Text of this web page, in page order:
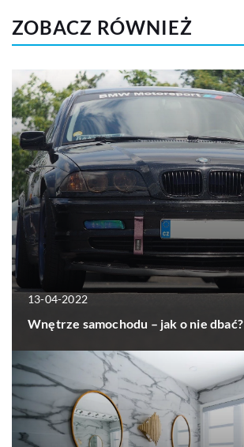
ZOBACZ RÓWNIEŻ
13-04-2022
Wnętrze samochodu – jak o nie dbać?